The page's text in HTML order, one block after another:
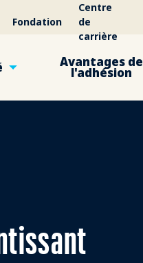
Fondation
Centre
de
carrière
Avantages de
l'adhésion